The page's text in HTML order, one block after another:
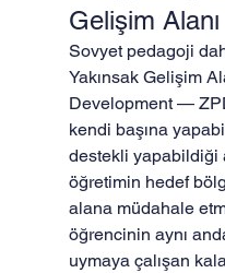
Gelişim
Sovyet pedagoji
Yakınsak Gelişim
Development —
kendi başına
destekli yapabildiği
öğretimin hedef
alana müdahale
öğrencinin aynı
uymaya çalışan